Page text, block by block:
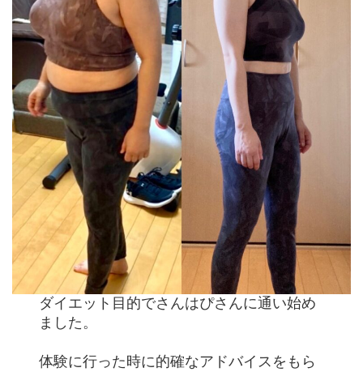
ダイエット目的でさんはぴさんに通い始め
ました。
体験に行った時に的確なアドバイスをもら